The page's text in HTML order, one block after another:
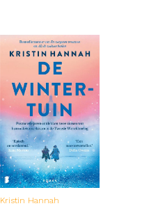
Kristin Hannah